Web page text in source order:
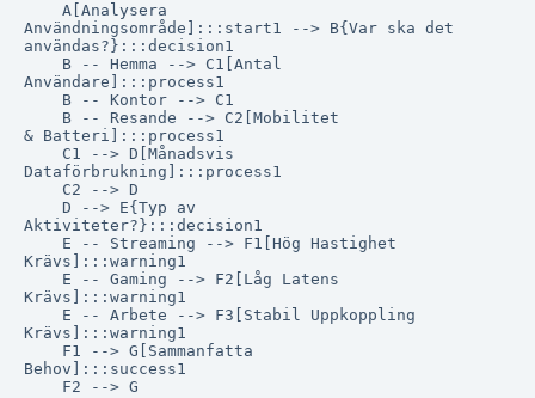
    A[Analysera
Användningsområde]:::start1 --> B{Var ska det
användas?}:::decision1
    B -- Hemma --> C1[Antal
Användare]:::process1
    B -- Kontor --> C1
    B -- Resande --> C2[Mobilitet
& Batteri]:::process1
    C1 --> D[Månadsvis
Dataförbrukning]:::process1
    C2 --> D
    D --> E{Typ av
Aktiviteter?}:::decision1
    E -- Streaming --> F1[Hög Hastighet
Krävs]:::warning1
    E -- Gaming --> F2[Låg Latens
Krävs]:::warning1
    E -- Arbete --> F3[Stabil Uppkoppling
Krävs]:::warning1
    F1 --> G[Sammanfatta
Behov]:::success1
    F2 --> G